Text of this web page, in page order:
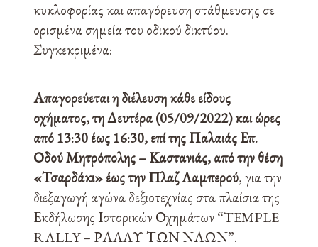
κυκλοφορίας και απαγόρευση στάθμευσης σε
ορισμένα σημεία του οδικού δικτύου.
Συγκεκριμένα:
Απαγορεύεται η διέλευση κάθε είδους
οχήματος, τη Δευτέρα (05/09/2022) και ώρες
από 13:30 έως 16:30, επί της Παλαιάς Επ.
Οδού Μητρόπολης – Καστανιάς, από την θέση
«Τσαρδάκι» έως την Πλαζ Λαμπερού, για την
διεξαγωγή αγώνα δεξιοτεχνίας στα πλαίσια της
Εκδήλωσης Ιστορικών Οχημάτων “TEMPLE
RALLY – ΡΑΛΛΥ ΤΩΝ ΝΑΩΝ”.